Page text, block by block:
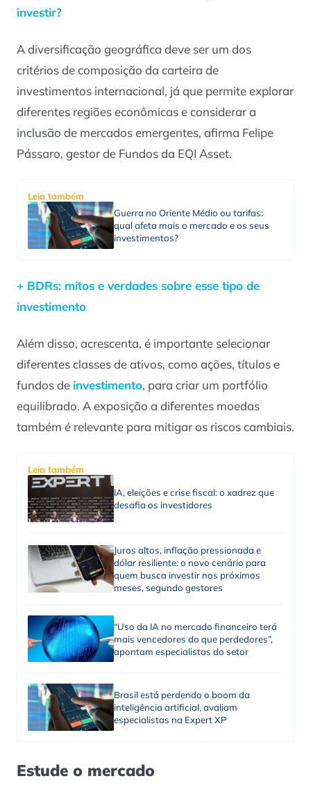
investir?
A diversificação geográfica deve ser um dos
critérios de composição da carteira de
investimentos internacional, já que permite explorar
diferentes regiões econômicas e considerar a
inclusão de mercados emergentes, afirma Felipe
Pássaro, gestor de Fundos da EQI Asset.
Leia também
Guerra no Oriente Médio ou tarifas:
qual afeta mais o mercado e os seus
investimentos?
+ BDRs: mitos e verdades sobre esse tipo de
investimento
Além disso, acrescenta, é importante selecionar
diferentes classes de ativos, como ações, títulos e
fundos de investimento, para criar um portfólio
equilibrado. A exposição a diferentes moedas
também é relevante para mitigar os riscos cambiais.
Leia também
IA, eleições e crise fiscal: o xadrez que
desafia os investidores
Juros altos, inflação pressionada e
dólar resiliente: o novo cenário para
quem busca investir nos próximos
meses, segundo gestores
“Uso da IA no mercado financeiro terá
mais vencedores do que perdedores”,
apontam especialistas do setor
Brasil está perdendo o boom da
inteligência artificial, avaliam
especialistas na Expert XP
Estude o mercado